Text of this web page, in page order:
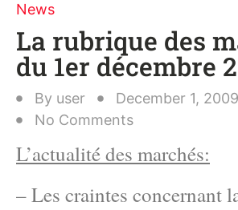
News
La rubrique des
du 1er décembre
By user
December 1, 2009
No Comments
L’actualité des marchés:
– Les craintes concernant